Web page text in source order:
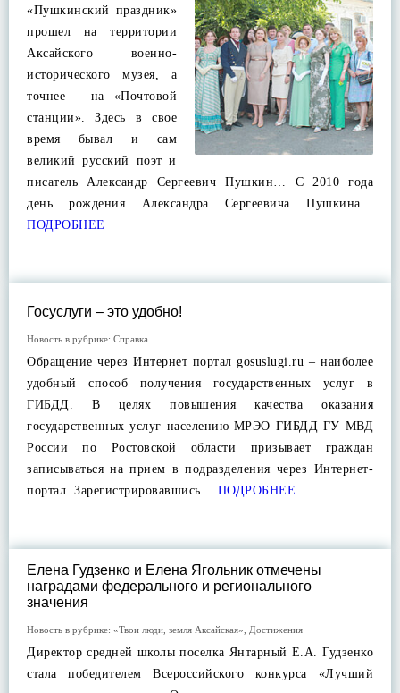
«Пушкинский праздник»
прошел на территории
Аксайского военно-
исторического музея, а
точнее – на «Почтовой
станции». Здесь в свое
время бывал и сам
великий русский поэт и
писатель Александр Сергеевич Пушкин… С 2010 года
день рождения Александра Сергеевича Пушкина…
ПОДРОБНЕЕ
Госуслуги – это удобно!
Новость в рубрике: Справка
Обращение через Интернет портал gosuslugi.ru – наиболее
удобный способ получения государственных услуг в
ГИБДД. В целях повышения качества оказания
государственных услуг населению МРЭО ГИБДД ГУ МВД
России по Ростовской области призывает граждан
записываться на прием в подразделения через Интернет-
портал. Зарегистрировавшись… ПОДРОБНЕЕ
Елена Гудзенко и Елена Ягольник отмечены
наградами федерального и регионального
значения
Новость в рубрике: «Твои люди, земля Аксайская» Достижения
Директор средней школы поселка Янтарный Е.А. Гудзенко
стала победителем Всероссийского конкурса «Лучший